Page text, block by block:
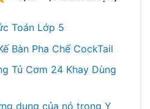
Toán Lớp 5
Bàn Pha Chế CockTail
Tủ Cơm 24 Khay Dùng
dụng của nó trong Y